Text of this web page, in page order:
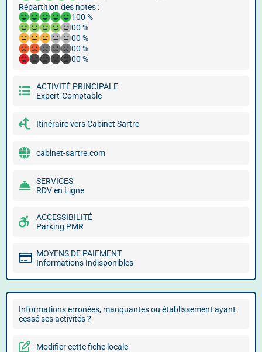
Répartition des notes :
100 %
00 %
00 %
00 %
00 %
ACTIVITÉ PRINCIPALE
Expert-Comptable
Itinéraire vers Cabinet Sartre
cabinet-sartre.com
SERVICES
RDV en Ligne
ACCESSIBILITÉ
Parking PMR
MOYENS DE PAIEMENT
Informations Indisponibles
Informations erronées, manquantes ou établissement ayant
cessé ses activités ?
Modifier cette fiche locale